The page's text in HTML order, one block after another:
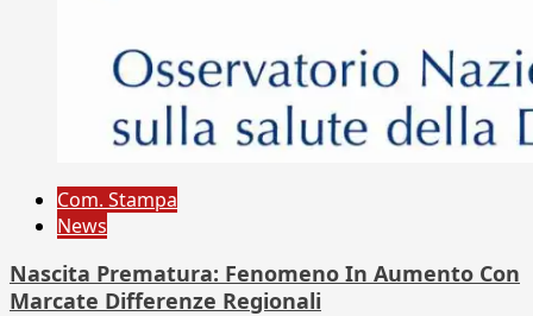
Com. Stampa
News
Nascita Prematura: Fenomeno In Aumento Con
Marcate Differenze Regionali